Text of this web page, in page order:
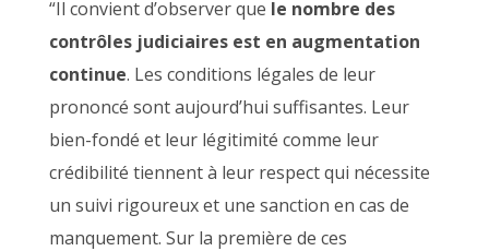
“Il convient d’observer que le nombre des
contrôles judiciaires est en augmentation
continue. Les conditions légales de leur
prononcé sont aujourd’hui suffisantes. Leur
bien-fondé et leur légitimité comme leur
crédibilité tiennent à leur respect qui nécessite
un suivi rigoureux et une sanction en cas de
manquement. Sur la première de ces